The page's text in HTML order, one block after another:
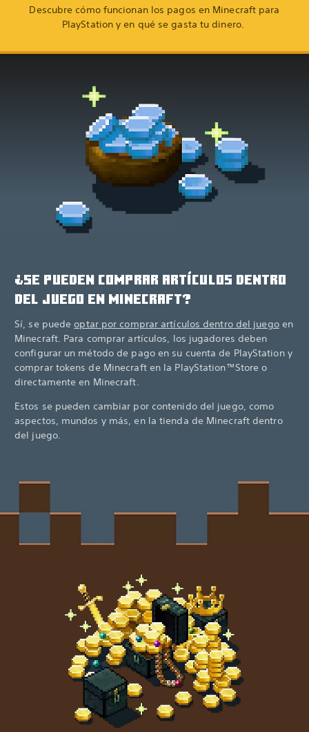
Descubre cómo funcionan los pagos en Minecraft para
PlayStation y en qué se gasta tu dinero.
¿SE PUEDEN COMPRAR ARTÍCULOS DENTRO
DEL JUEGO EN MINECRAFT?
Sí, se puedeoptar por comprar artículos dentro del juegoen
Minecraft. Para comprar artículos, los jugadores deben
configurar un método de pago en su cuenta de PlayStation y
comprar tokens de Minecraft en la PlayStation™Store o
directamente en Minecraft.
Estos se pueden cambiar por contenido del juego, como
aspectos, mundos y más, en la tienda de Minecraft dentro
del juego.